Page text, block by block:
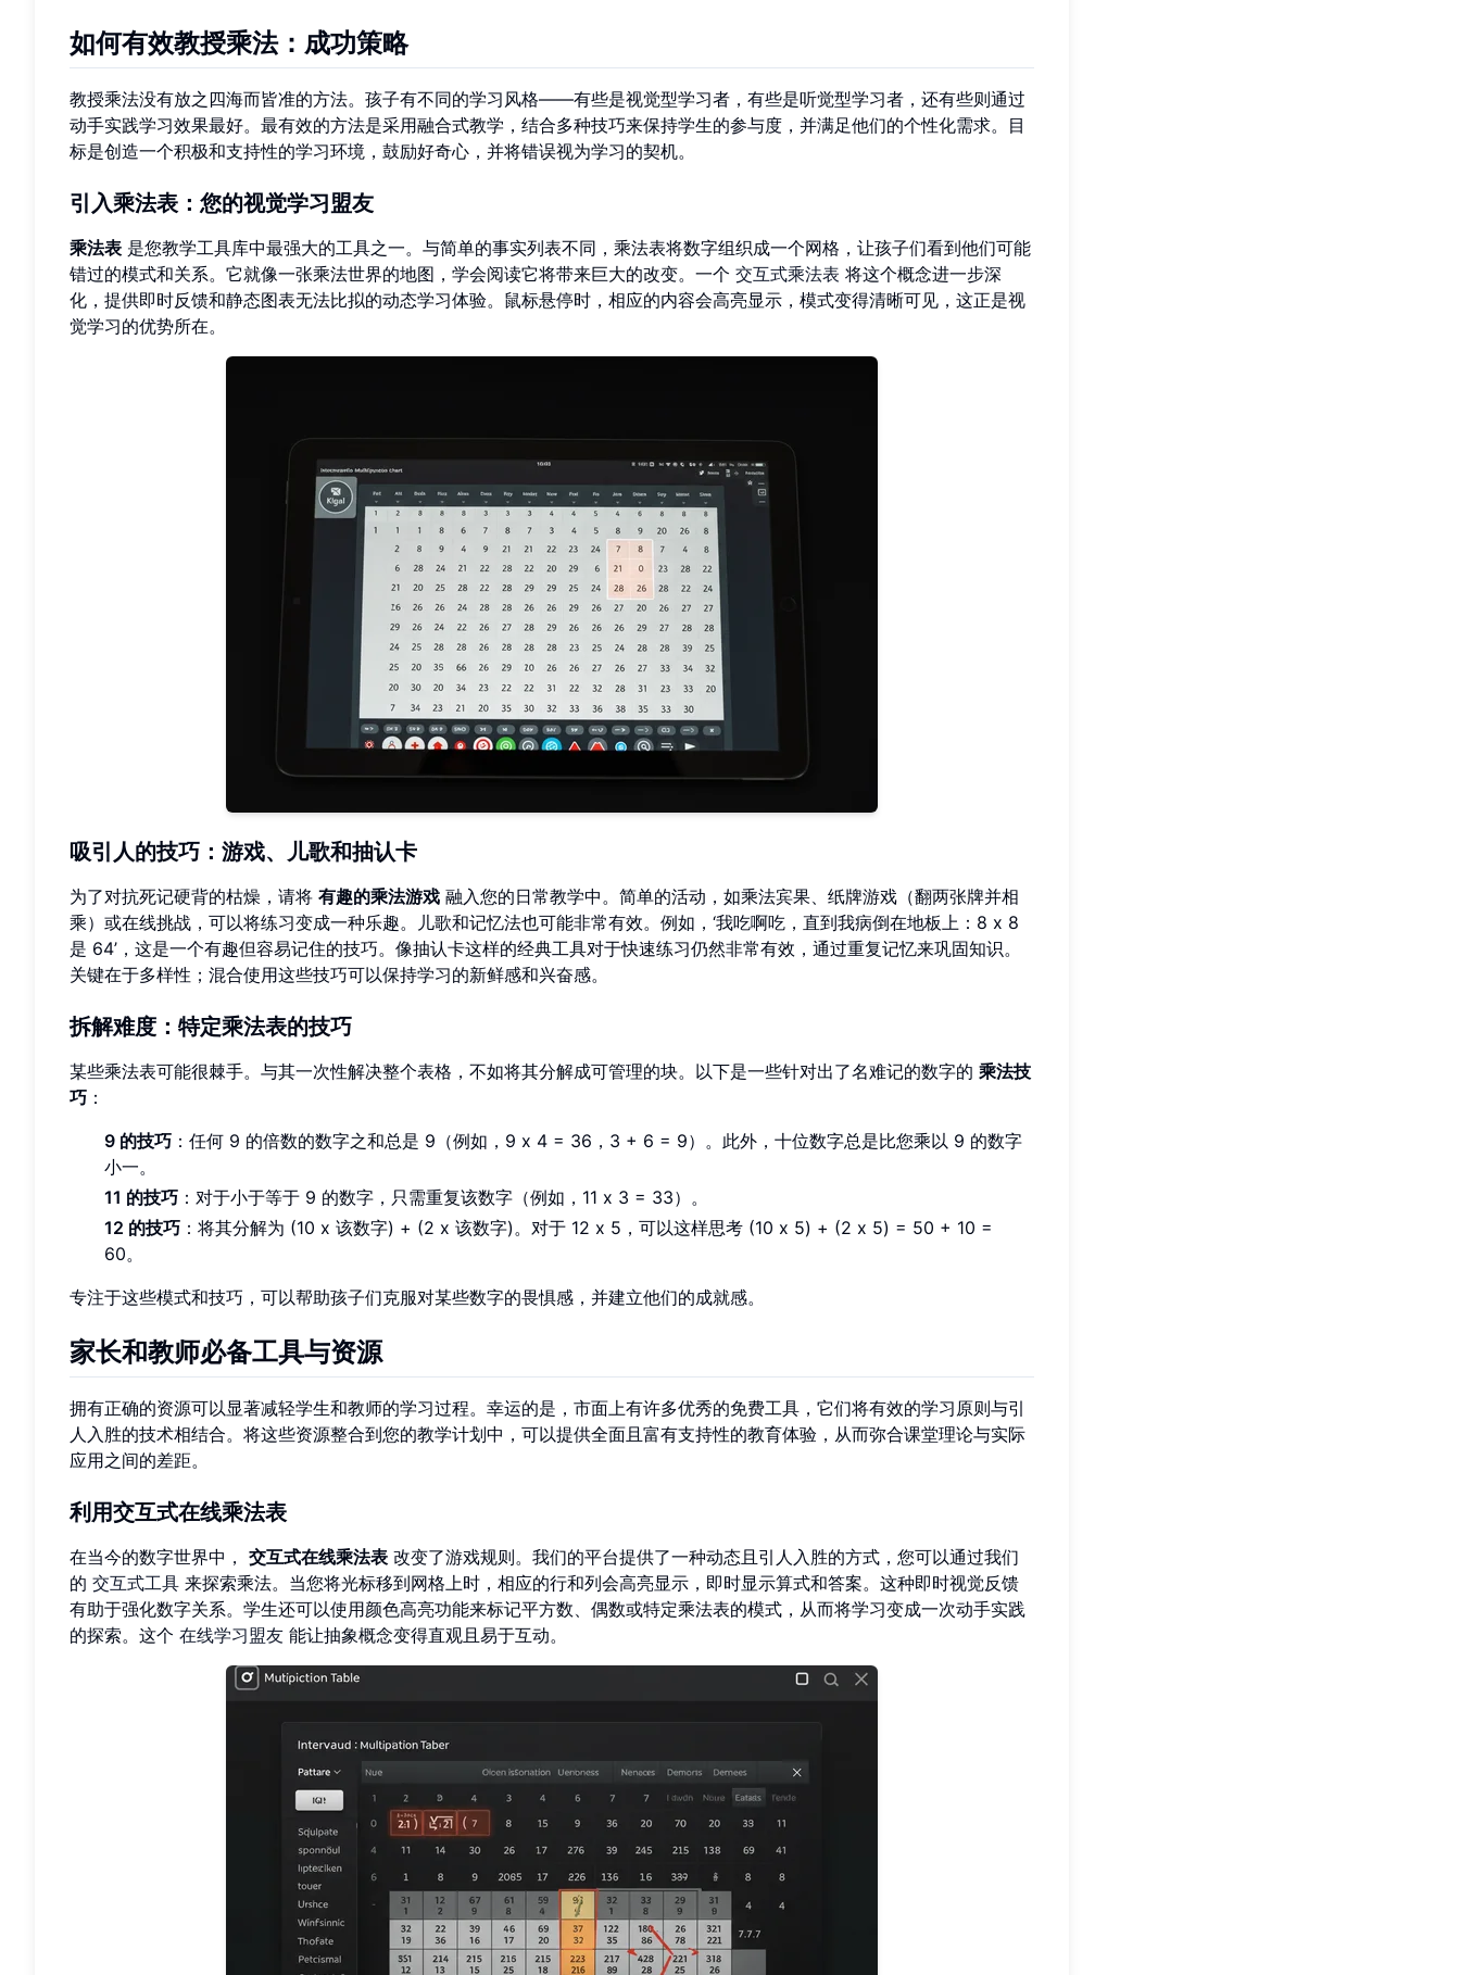
如何有效教授乘法：成功策略
教授乘法没有放之四海而皆准的方法。孩子有不同的学习风格——有些是视觉型学习者，有些是听觉型学习者，还有些则通过
动手实践学习效果最好。最有效的方法是采用融合式教学，结合多种技巧来保持学生的参与度，并满足他们的个性化需求。目
标是创造一个积极和支持性的学习环境，鼓励好奇心，并将错误视为学习的契机。
引入乘法表：您的视觉学习盟友
乘法表 是您教学工具库中最强大的工具之一。与简单的事实列表不同，乘法表将数字组织成一个网格，让孩子们看到他们可能
错过的模式和关系。它就像一张乘法世界的地图，学会阅读它将带来巨大的改变。一个 交互式乘法表 将这个概念进一步深
化，提供即时反馈和静态图表无法比拟的动态学习体验。鼠标悬停时，相应的内容会高亮显示，模式变得清晰可见，这正是视
觉学习的优势所在。
吸引人的技巧：游戏、儿歌和抽认卡
为了对抗死记硬背的枯燥，请将 有趣的乘法游戏 融入您的日常教学中。简单的活动，如乘法宾果、纸牌游戏（翻两张牌并相
乘）或在线挑战，可以将练习变成一种乐趣。儿歌和记忆法也可能非常有效。例如，‘我吃啊吃，直到我病倒在地板上：8 x 8
是 64’，这是一个有趣但容易记住的技巧。像抽认卡这样的经典工具对于快速练习仍然非常有效，通过重复记忆来巩固知识。
关键在于多样性；混合使用这些技巧可以保持学习的新鲜感和兴奋感。
拆解难度：特定乘法表的技巧
某些乘法表可能很棘手。与其一次性解决整个表格，不如将其分解成可管理的块。以下是一些针对出了名难记的数字的 乘法技
巧 ：
9 的技巧 ：任何 9 的倍数的数字之和总是 9（例如，9 x 4 = 36，3 + 6 = 9）。此外，十位数字总是比您乘以 9 的数字
小一。
11 的技巧 ：对于小于等于 9 的数字，只需重复该数字（例如，11 x 3 = 33）。
12 的技巧 ：将其分解为 (10 x 该数字) + (2 x 该数字)。对于 12 x 5，可以这样思考 (10 x 5) + (2 x 5) = 50 + 10 =
60。
专注于这些模式和技巧，可以帮助孩子们克服对某些数字的畏惧感，并建立他们的成就感。
家长和教师必备工具与资源
拥有正确的资源可以显著减轻学生和教师的学习过程。幸运的是，市面上有许多优秀的免费工具，它们将有效的学习原则与引
人入胜的技术相结合。将这些资源整合到您的教学计划中，可以提供全面且富有支持性的教育体验，从而弥合课堂理论与实际
应用之间的差距。
利用交互式在线乘法表
在当今的数字世界中， 交互式在线乘法表 改变了游戏规则。我们的平台提供了一种动态且引人入胜的方式，您可以通过我们
的 交互式工具 来探索乘法。当您将光标移到网格上时，相应的行和列会高亮显示，即时显示算式和答案。这种即时视觉反馈
有助于强化数字关系。学生还可以使用颜色高亮功能来标记平方数、偶数或特定乘法表的模式，从而将学习变成一次动手实践
的探索。这个 在线学习盟友 能让抽象概念变得直观且易于互动。